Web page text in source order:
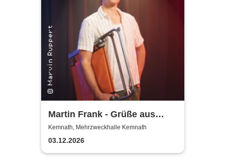
Martin Frank - Grüße aus
Allegro Süd
Kemnath, Mehrzweckhalle Kemnath
03.12.2026